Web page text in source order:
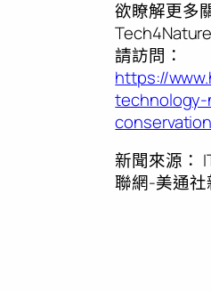
欲瞭解更多
請訪問：
https://
conservation
新聞來源：
聯網-美通社